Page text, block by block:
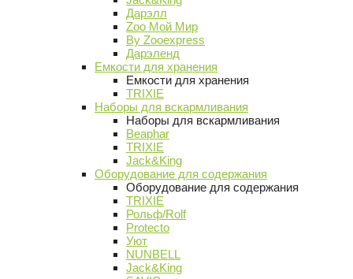
Дарэлл
Zoo Мой Мир
By Zooexpress
Дарэленд
Емкости для хранения
Емкости для хранения
TRIXIE
Наборы для вскармливания
Наборы для вскармливания
Beaphar
TRIXIE
Jack&King
Оборудование для содержания
Оборудование для содержания
TRIXIE
Рольф/Rolf
Protecto
Уют
NUNBELL
Jack&King